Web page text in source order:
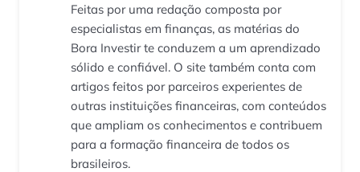
Feitas por uma redação composta por
especialistas em finanças, as matérias do
Bora Investir te conduzem a um aprendizado
sólido e confiável. O site também conta com
artigos feitos por parceiros experientes de
outras instituições financeiras, com conteúdos
que ampliam os conhecimentos e contribuem
para a formação financeira de todos os
brasileiros.